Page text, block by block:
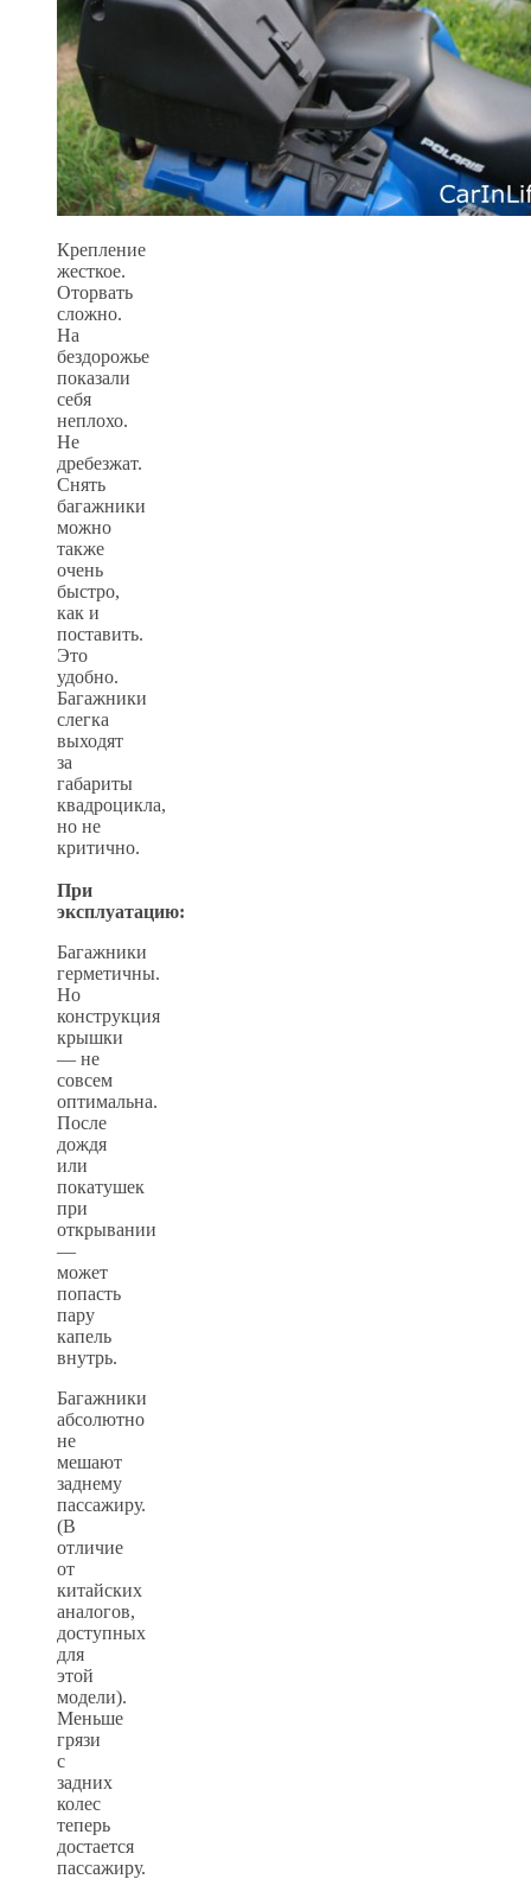
Крепление
жесткое.
Оторвать
сложно.
На
бездорожье
показали
себя
неплохо.
Не
дребезжат.
Cнять
багажники
можно
также
очень
быстро,
как и
поставить.
Это
удобно.
Багажники
слегка
выходят
за
габариты
квадроцикла,
но не
критично.
При
эксплуатацию:
Багажники
герметичны.
Но
конструкция
крышки
— не
совсем
оптимальна.
После
дождя
или
покатушек
при
открывании
—
может
попасть
пару
капель
внутрь.
Багажники
абсолютно
не
мешают
заднему
пассажиру.
(В
отличие
от
китайских
аналогов,
доступных
для
этой
модели).
Меньше
грязи
с
задних
колес
теперь
достается
пассажиру.